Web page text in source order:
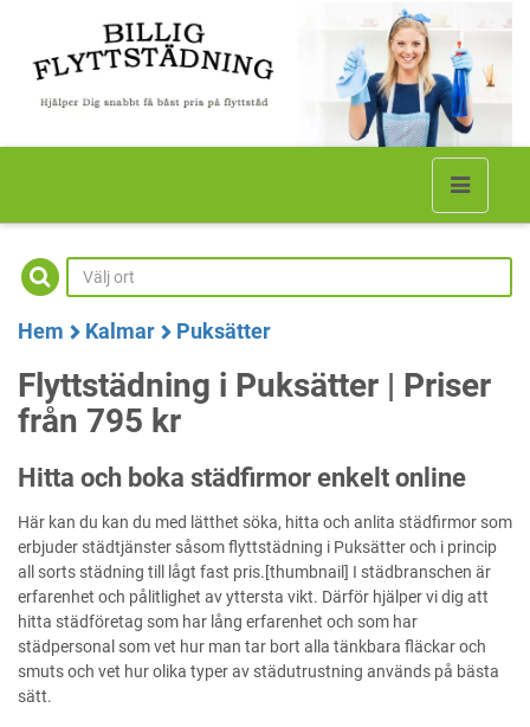
Hem Kalmar Puksätter
Flyttstädning i Puksätter | Priser
från 795 kr
Hitta och boka städfirmor enkelt online
Här kan du kan du med lätthet söka, hitta och anlita städfirmor som
erbjuder städtjänster såsom flyttstädning i Puksätter och i princip
all sorts städning till lågt fast pris.[thumbnail] I städbranschen är
erfarenhet och pålitlighet av yttersta vikt. Därför hjälper vi dig att
hitta städföretag som har lång erfarenhet och som har
städpersonal som vet hur man tar bort alla tänkbara fläckar och
smuts och vet hur olika typer av städutrustning används på bästa
sätt.